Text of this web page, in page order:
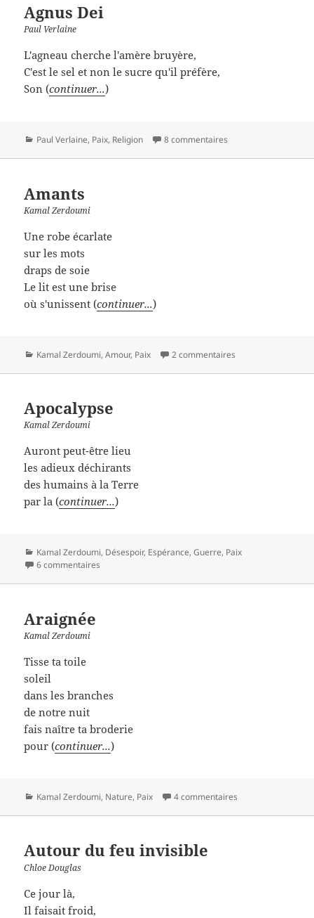
Agnus Dei
Paul Verlaine
L'agneau cherche l'amère bruyère,
C'est le sel et non le sucre qu'il préfère,
Son (continuer...)
Catégories
Paul Verlaine, Paix, Religion 8 commentaires
Amants
Kamal Zerdoumi
Une robe écarlate
sur les mots
draps de soie
Le lit est une brise
où s'unissent (continuer...)
Catégories
Kamal Zerdoumi,Amour, Paix 2 commentaires
Apocalypse
Kamal Zerdoumi
Auront peut-être lieu
les adieux déchirants
des humains à la Terre
par la (continuer...)
Catégories
Kamal Zerdoumi, Désespoir, Espérance,Guerre, Paix
6 commentaires
Araignée
Kamal Zerdoumi
Tisse ta toile
soleil
dans les branches
de notre nuit
fais naître ta broderie
pour (continuer...)
Catégories
Kamal Zerdoumi, Nature, Paix 4 commentaires
Autour du feu invisible
Chloe Douglas
Ce jour là,
Il faisait froid,